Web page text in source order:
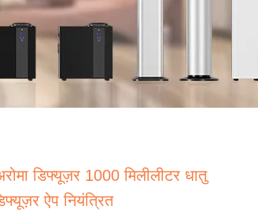
डिफ्यूज़र 1000 मिलीलीटर धातु
ऐप नियंत्रित